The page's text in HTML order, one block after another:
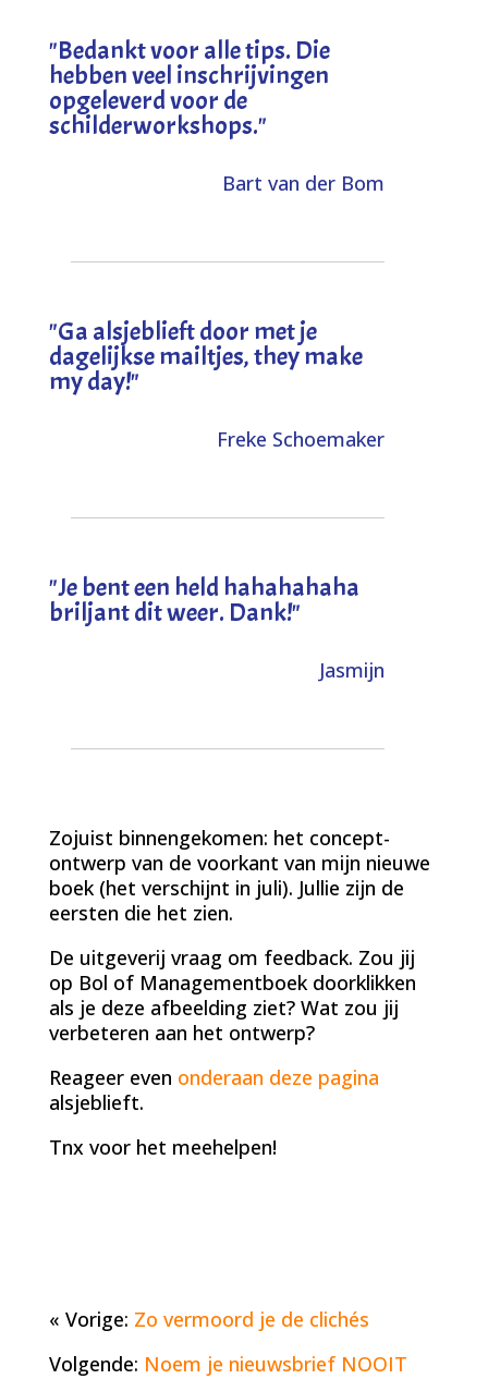
"Bedankt voor alle tips. Die
hebben veel inschrijvingen
opgeleverd voor de
schilderworkshops."
Bart van der Bom
"Ga alsjeblieft door met je
dagelijkse mailtjes, they make
my day!"
Freke Schoemaker
"Je bent een held hahahahaha
briljant dit weer. Dank!"
Jasmijn
Zojuist binnengekomen: het concept-
ontwerp van de voorkant van mijn nieuwe
boek (het verschijnt in juli). Jullie zijn de
eersten die het zien.
De uitgeverij vraag om feedback. Zou jij
op Bol of Managementboek doorklikken
als je deze afbeelding ziet? Wat zou jij
verbeteren aan het ontwerp?
Reageer even onderaan deze pagina
alsjeblieft.
Tnx voor het meehelpen!
« Vorige: Zo vermoord je de clichés
Volgende: Noem je nieuwsbrief NOOIT